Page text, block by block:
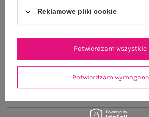
OPIS PRODUKTU
Reklamowe pliki cookie
Potwierdzam wymagane
Potwierdzam wszystkie